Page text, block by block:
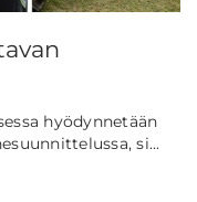
hyödynnetään
si...